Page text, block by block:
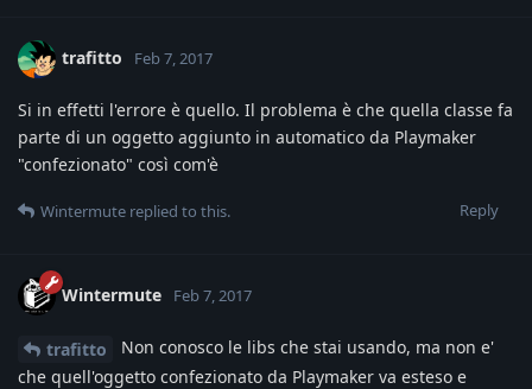
trafitto Feb 7, 2017
Si in effetti l'errore è quello. Il problema è che quella classe fa
parte di un oggetto aggiunto in automatico da Playmaker
"confezionato" così com'è
Reply
Wintermute replied to this.
Wintermute Feb 7, 2017
trafitto
Non conosco le libs che stai usando, ma non e'
che quell'oggetto confezionato da Playmaker va esteso e